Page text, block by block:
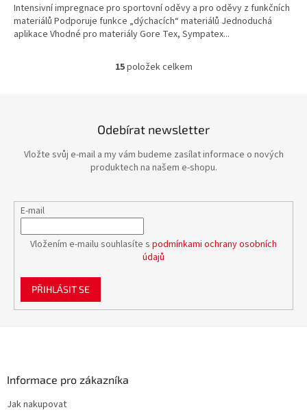
Intensivní impregnace pro sportovní oděvy a pro oděvy z funkčních
materiálů Podporuje funkce „dýchacích“ materiálů Jednoduchá
aplikace Vhodné pro materiály Gore Tex, Sympatex...
O
d
a
c
í
v
v
ý
p
u
15položek celkem
Odebírat newsletter
Vložte svůj e-mail a my vám budeme zasílat informace o nových
produktech na našem e-shopu.
E-mail
Vložením e-mailu souhlasíte s podmínkami ochrany osobních
údajů
PŘIHLÁSIT SE
Informace pro zákazníka
Jak nakupovat